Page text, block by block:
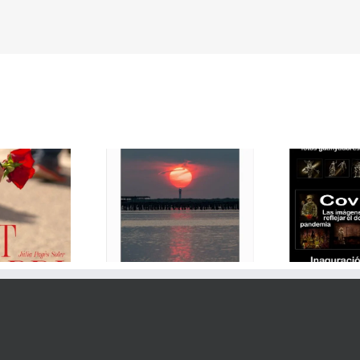
Delta de l’Ebre
2014-2024
Exposició Covid19 de
Joan Mimó